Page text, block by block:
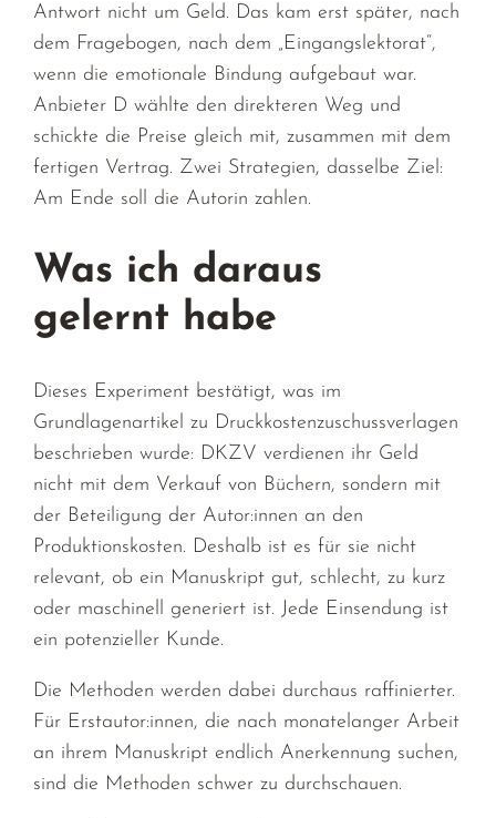
Antwort nicht um Geld. Das kam erst später, nach
dem Fragebogen, nach dem „Eingangslektorat“,
wenn die emotionale Bindung aufgebaut war.
Anbieter D wählte den direkteren Weg und
schickte die Preise gleich mit, zusammen mit dem
fertigen Vertrag. Zwei Strategien, dasselbe Ziel:
Am Ende soll die Autorin zahlen.
Was ich daraus
gelernt habe
Dieses Experiment bestätigt, was im
Grundlagenartikel zu Druckkostenzuschussverlagen
beschrieben wurde: DKZV verdienen ihr Geld
nicht mit dem Verkauf von Büchern, sondern mit
der Beteiligung der Autor:innen an den
Produktionskosten. Deshalb ist es für sie nicht
relevant, ob ein Manuskript gut, schlecht, zu kurz
oder maschinell generiert ist. Jede Einsendung ist
ein potenzieller Kunde.
Die Methoden werden dabei durchaus raffinierter.
Für Erstautor:innen, die nach monatelanger Arbeit
an ihrem Manuskript endlich Anerkennung suchen,
sind die Methoden schwer zu durchschauen.